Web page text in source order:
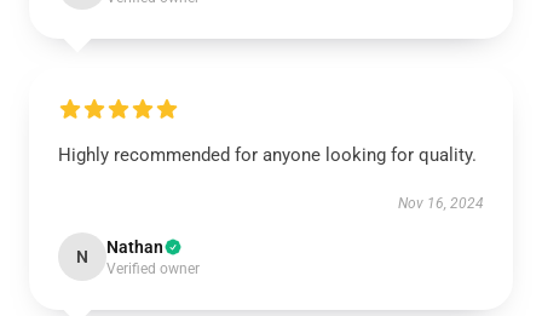
Highly recommended for anyone looking for quality.
Nov 16, 2024
N Nathan
Verified owner